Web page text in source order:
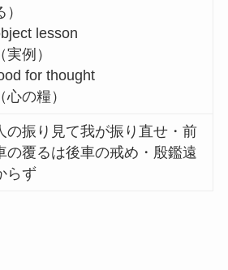
）
lesson
（実例）
for thought
（心の糧）
の振り見て我が振り直せ・前
の覆るは後車の戒め・殷鑑遠
らず